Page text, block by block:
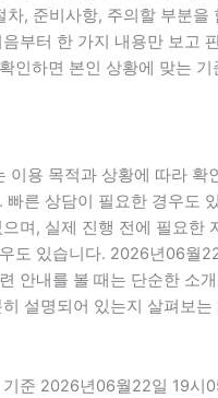
차, 준비사항, 주의할 부분을
부터 한 가지 내용만 보고
인하면 본인 상황에 맞는 기
이용 목적과 상황에 따라 확
빠른 상담이 필요한 경우도
며, 실제 진행 전에 필요한
도 있습니다. 2026년06월
안내를 볼 때는 단순한 소
설명되어 있는지 살펴보는
기준 2026년06월22일 19시